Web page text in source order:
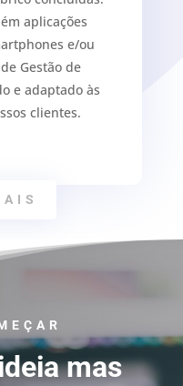
aplicações
e/ou
Gestão de
e adaptado às
clientes.
mas